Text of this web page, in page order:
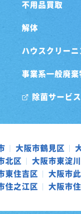
不用品買取
解体
ハウスクリーニ
事業系一般廃
除菌サービス
大阪市鶴見区
北区
大阪市東淀
東住吉区
大阪市
住之江区
大阪市